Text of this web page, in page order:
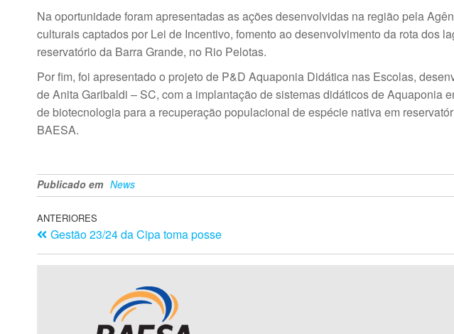
Na oportunidade foram apresentadas as ações desenvolvidas na região pela
culturais captados por Lei de Incentivo, fomento ao desenvolvimento da rota dos
reservatório da Barra Grande, no Rio Pelotas.
Por fim, foi apresentado o projeto de P&D Aquaponia Didática nas Escolas,
de Anita Garibaldi – SC, com a implantação de sistemas didáticos de Aquaponia
de biotecnologia para a recuperação populacional de espécie nativa em
BAESA.
Publicado em News
ANTERIORES
Gestão 23/24 da Cipa toma posse